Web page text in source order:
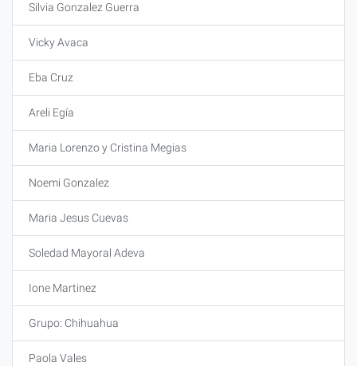
Silvia Gonzalez Guerra
Vicky Avaca
Eba Cruz
Areli Egía
Maria Lorenzo y Cristina Megias
Noemi Gonzalez
Maria Jesus Cuevas
Soledad Mayoral Adeva
Ione Martinez
Grupo: Chihuahua
Paola Vales